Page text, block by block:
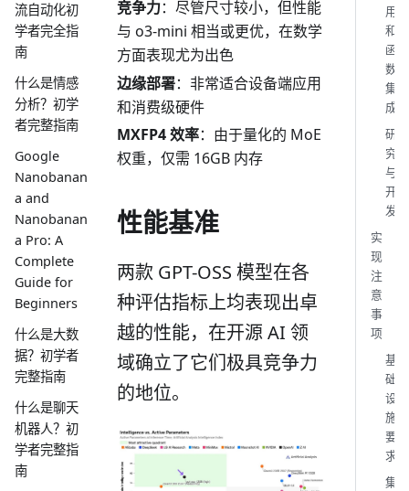
流自动化初
学者完全指
南
什么是情感
分析？初学
者完整指南
Google
Nanobanan
a and
Nanobanan
a Pro: A
Complete
Guide for
Beginners
什么是大数
据？初学者
完整指南
什么是聊天
机器人？初
学者完整指
南
竞争力：尽管尺寸较小，但性能
与 o3-mini 相当或更优，在数学
方面表现尤为出色
边缘部署：非常适合设备端应用
和消费级硬件
MXFP4 效率：由于量化的 MoE
权重，仅需 16GB 内存
性能基准
两款 GPT-OSS 模型在各
种评估指标上均表现出卓
越的性能，在开源 AI 领
域确立了它们极具竞争力
的地位。
用
和
函
数
集
成
研
究
与
开
发
实
现
注
意
事
项
基
础
设
施
要
求
集